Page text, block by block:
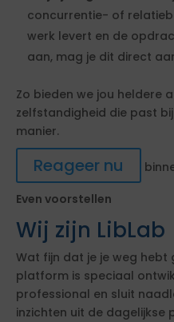
concurrentie- of
werk levert en de
aan, mag je dit direct
Zo bieden we jou heldere
zelfstandigheid die past
manier.
Reageer nu
Even voorstellen
Wij zijn LibLab
Wat fijn dat je je weg hebt
platform is speciaal
professional en sluit
inzichten uit de dagelijkse